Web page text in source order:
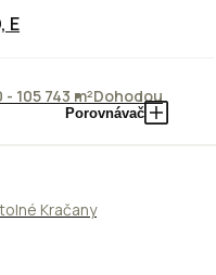
E
105 743 m²Dohodou
Porovnávač
Kračany